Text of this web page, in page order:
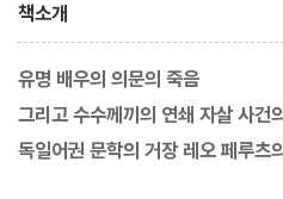
책소개
유명 배우의 의문의 죽음
그리고 수수께끼의 연쇄 자살 사건
독일어권 문학의 거장 레오 페루츠